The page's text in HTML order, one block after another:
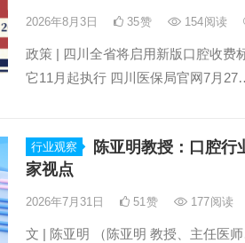
2026年8月3日 35赞 154阅读
政策 | 四川全省将启用新版口腔收费
它11月起执行 四川医保局官网7月
行业观察
陈亚明教授：口腔行
家视点
2026年7月31日 51赞 177阅读
文 | 陈亚明 （陈亚明 教授、主任医